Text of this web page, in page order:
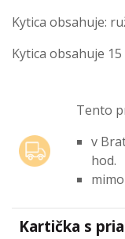
Kytica obsahuje:
Kytica obsahuje
Tento
v
hod.
Kartička s